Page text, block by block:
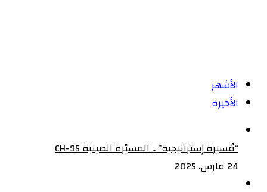
الأشهر
الأخيرة
“مُسيرة إستراتيجية” .. المسيّرة الصينية CH-95
24 مارس، 2025